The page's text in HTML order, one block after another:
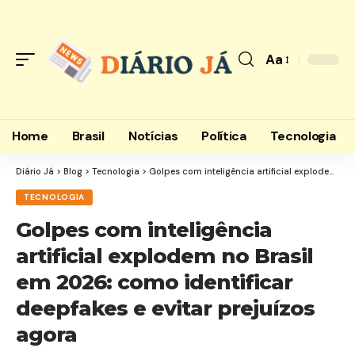
Font
Aa
Home Brasil Notícias Política Tecnologia
Diário Já > Blog > Tecnologia > Golpes com inteligência artificial explodem no Brasil em 2026: como identificar deepfakes e evitar prejuízos agora
TECNOLOGIA
Golpes com inteligência
artificial explodem no Brasil
em 2026: como identificar
deepfakes e evitar prejuízos
agora